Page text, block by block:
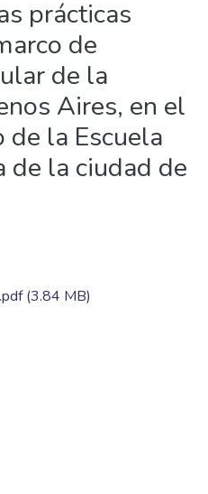
prácticas
de
de la
Aires, en el
de la Escuela
de la ciudad de
(3.84 MB)